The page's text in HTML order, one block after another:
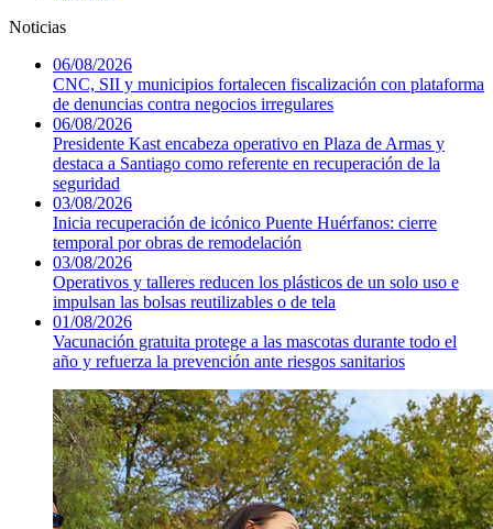
Noticias
06/08/2026
CNC, SII y municipios fortalecen fiscalización con plataforma
de denuncias contra negocios irregulares
06/08/2026
Presidente Kast encabeza operativo en Plaza de Armas y
destaca a Santiago como referente en recuperación de la
seguridad
03/08/2026
Inicia recuperación de icónico Puente Huérfanos: cierre
temporal por obras de remodelación
03/08/2026
Operativos y talleres reducen los plásticos de un solo uso e
impulsan las bolsas reutilizables o de tela
01/08/2026
Vacunación gratuita protege a las mascotas durante todo el
año y refuerza la prevención ante riesgos sanitarios